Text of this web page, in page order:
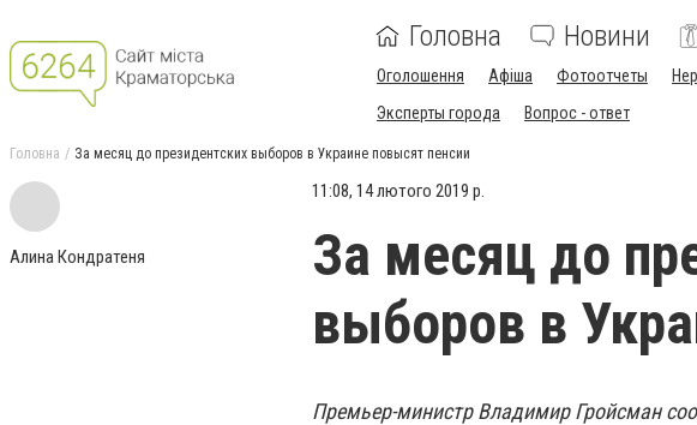
Головна Новини
Оголошення Афіша Фотоотчеты
Эксперты города
Вопрос - ответ
Головна За месяц до президентских выборов в Украине повысят пенсии
Алина Кондратеня
11:08, 14 лютого 2019 р.
За месяц до
выборов в
Премьер-министр Владимир Гройсман